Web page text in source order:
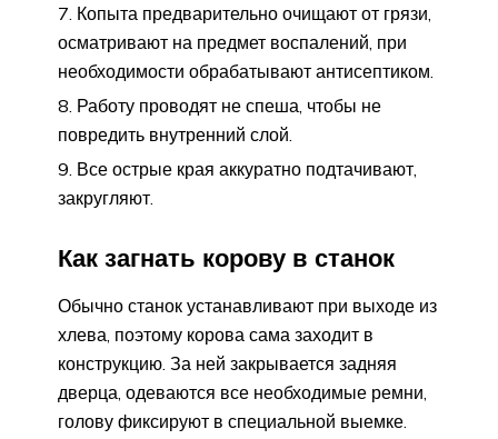
Копыта предварительно очищают от грязи,
осматривают на предмет воспалений, при
необходимости обрабатывают антисептиком.
Работу проводят не спеша, чтобы не
повредить внутренний слой.
Все острые края аккуратно подтачивают,
закругляют.
Как загнать корову в станок
Обычно станок устанавливают при выходе из
хлева, поэтому корова сама заходит в
конструкцию. За ней закрывается задняя
дверца, одеваются все необходимые ремни,
голову фиксируют в специальной выемке.